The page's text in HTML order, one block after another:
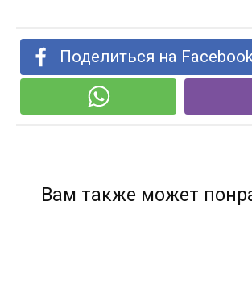
Поделиться на
Вам также может